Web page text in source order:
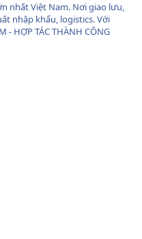
nhất Việt Nam. Nơi giao lưu,
nhập khẩu, logistics. Với
- HỢP TÁC THÀNH CÔNG